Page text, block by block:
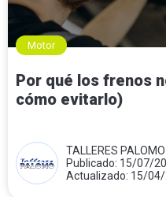
Motor
Por qué los frenos
cómo evitarlo)
TALLERES PALOMO
Publicado: 15/07/
Actualizado: 15/